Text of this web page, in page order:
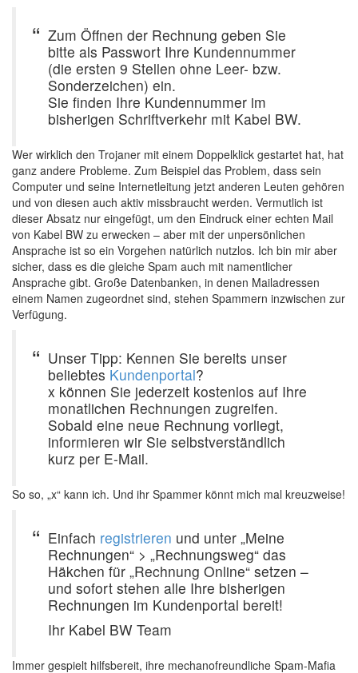
Zum Öffnen der Rechnung geben Sie
bitte als Passwort Ihre Kundennummer
(die ersten 9 Stellen ohne Leer- bzw.
Sonderzeichen) ein.
Sie finden Ihre Kundennummer im
bisherigen Schriftverkehr mit Kabel BW.
Wer wirklich den Trojaner mit einem Doppelklick gestartet hat, hat
ganz andere Probleme. Zum Beispiel das Problem, dass sein
Computer und seine Internetleitung jetzt anderen Leuten gehören
und von diesen auch aktiv missbraucht werden. Vermutlich ist
dieser Absatz nur eingefügt, um den Eindruck einer echten Mail
von Kabel BW zu erwecken – aber mit der unpersönlichen
Ansprache ist so ein Vorgehen natürlich nutzlos. Ich bin mir aber
sicher, dass es die gleiche Spam auch mit namentlicher
Ansprache gibt. Große Datenbanken, in denen Mailadressen
einem Namen zugeordnet sind, stehen Spammern inzwischen zur
Verfügung.
Unser Tipp: Kennen Sie bereits unser
beliebtes Kundenportal?
x können Sie jederzeit kostenlos auf Ihre
monatlichen Rechnungen zugreifen.
Sobald eine neue Rechnung vorliegt,
informieren wir Sie selbstverständlich
kurz per E-Mail.
So so, „x“ kann ich. Und ihr Spammer könnt mich mal kreuzweise!
Einfach registrieren und unter „Meine
Rechnungen“ > „Rechnungsweg“ das
Häkchen für „Rechnung Online“ setzen –
und sofort stehen alle Ihre bisherigen
Rechnungen im Kundenportal bereit!
Ihr Kabel BW Team
Immer gespielt hilfsbereit, ihre mechanofreundliche Spam-Mafia